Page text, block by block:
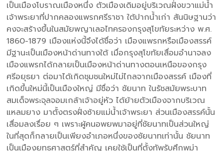
เป็นเมืองโบราณเมืองหนึ่ง ตัวเมืองเดิมอยู่บริเวณฝั่งขวาแม่น้ำ
เจ้าพระยาที่ปากคลองแพรกศรีราชา ใต้ปากน้ำเก่า สันนิษฐานว่า
คงจะสร้างขึ้นในสมัยพญาเลอไทครองกรุงสุโขทัยระหว่าง พ.ศ.
1860-1879 เมืองแห่งนี้จึงได้ชื่อว่า เมืองแพรกหรือเมืองสรรค์
มีฐานะเป็นเมืองหน้าด่านทางใต้ เมื่อกรุงสุโขทัยเสื่อมอำนาจลง
เมืองแพรกได้กลายเป็นเมืองหน้าด่านทางตอนเหนือของกรุง
ศรีอยุธยา ต่อมาได้เกิดชุมชนใหม่ไม่ไกลจากเมืองสรรค์ เมืองที่
เกิดขึ้นใหม่นี้เป็นเมืองใหญ่ มีชื่อว่า ชัยนาท ในรัชสมัยพระบาท
สมเด็จพระจุลจอมเกล้าเจ้าอยู่หัว ได้ย้ายตัวเมืองจากบริเวณ
แหลมยาง มาตั้งตรงฝั่งซ้ายแม่น้ำเจ้าพระยา ส่วนเมืองสรรค์นั้น
เสื่อมลงเรื่อย ๆ เพราะผู้คนอพยพมาอยู่ที่ชัยนาทเป็นส่วนใหญ่
ในที่สุดก็กลายเป็นเพียงอำเภอหนึ่งของชัยนาทเท่านั้น ชัยนาท
เป็นเมืองยุทธศาสตร์ที่สำคัญ เคยใช้เป็นที่ตั้งทัพรับศึกพม่า